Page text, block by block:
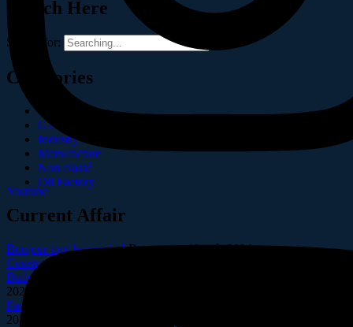
Youtube
Search Here
Search for:
Catégories
Company
Gas & Oil
Industry
Manufacture
Non classé
Oil Factory
Current Affair
Bonjour tout le monde !Bywae_sn11 août 2024
Construction of a new high tech plant
Building resilient supply chains for industries
2024
Factories technologies in interactive and plants
2024